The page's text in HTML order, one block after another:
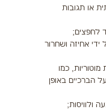
או תגובות
ידי אחיזה ושחרור
מוטוריות, כמו
הברכיים באופן